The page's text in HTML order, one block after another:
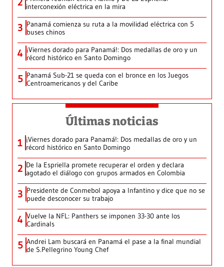
interconexión eléctrica en la mira
3 Panamá comienza su ruta a la movilidad eléctrica con 5
buses chinos
4 ¡Viernes dorado para Panamá!: Dos medallas de oro y un
récord histórico en Santo Domingo
5 Panamá Sub-21 se queda con el bronce en los Juegos
Centroamericanos y del Caribe
Últimas noticias
1 ¡Viernes dorado para Panamá!: Dos medallas de oro y un
récord histórico en Santo Domingo
2 De la Espriella promete recuperar el orden y declara
agotado el diálogo con grupos armados en Colombia
3 Presidente de Conmebol apoya a Infantino y dice que no se
puede desconocer su trabajo
4 Vuelve la NFL: Panthers se imponen 33-30 ante los
Cardinals
5 Andrei Lam buscará en Panamá el pase a la final mundial
de S.Pellegrino Young Chef